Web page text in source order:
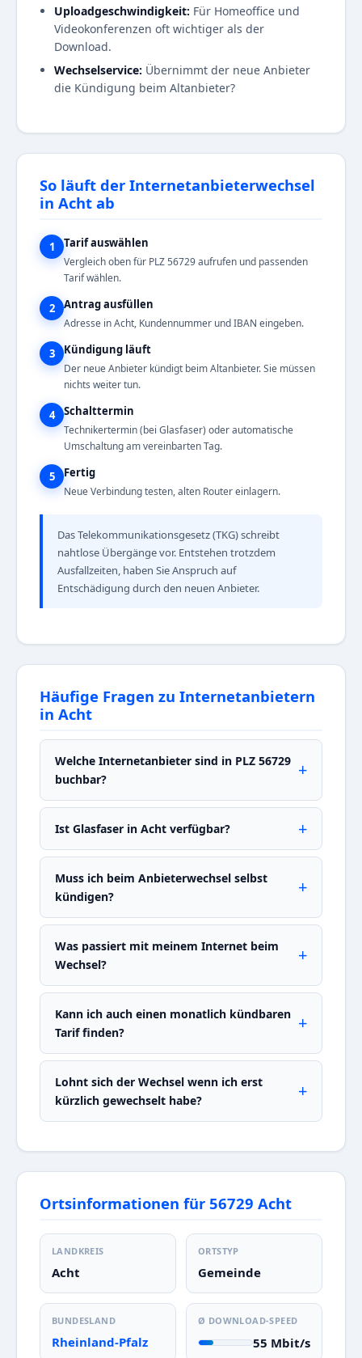
Uploadgeschwindigkeit: Für Homeoffice und
Videokonferenzen oft wichtiger als der
Download.
Wechselservice: Übernimmt der neue Anbieter
die Kündigung beim Altanbieter?
So läuft der Internetanbieterwechsel
in Acht ab
1 Tarif auswählen
Vergleich oben für PLZ 56729 aufrufen und passenden
Tarif wählen.
2 Antrag ausfüllen
Adresse in Acht, Kundennummer und IBAN eingeben.
3 Kündigung läuft
Der neue Anbieter kündigt beim Altanbieter. Sie müssen
nichts weiter tun.
4 Schalttermin
Technikertermin (bei Glasfaser) oder automatische
Umschaltung am vereinbarten Tag.
5 Fertig
Neue Verbindung testen, alten Router einlagern.
Das Telekommunikationsgesetz (TKG) schreibt
nahtlose Übergänge vor. Entstehen trotzdem
Ausfallzeiten, haben Sie Anspruch auf
Entschädigung durch den neuen Anbieter.
Häufige Fragen zu Internetanbietern
in Acht
Welche Internetanbieter sind in PLZ 56729
buchbar?
Ist Glasfaser in Acht verfügbar?
Muss ich beim Anbieterwechsel selbst
kündigen?
Was passiert mit meinem Internet beim
Wechsel?
Kann ich auch einen monatlich kündbaren
Tarif finden?
Lohnt sich der Wechsel wenn ich erst
kürzlich gewechselt habe?
Ortsinformationen für 56729 Acht
LANDKREIS
Acht
ORTSTYP
Gemeinde
BUNDESLAND
Rheinland-Pfalz
Ø DOWNLOAD-SPEED
55 Mbit/s